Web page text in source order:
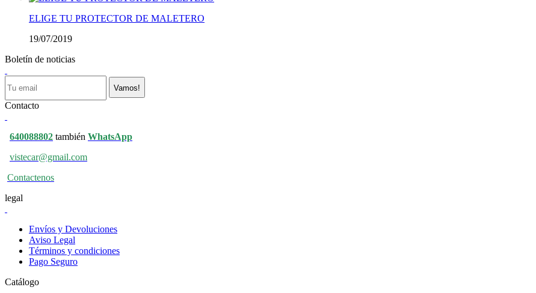
ELIGE TU PROTECTOR DE MALETERO
19/07/2019
Boletín de noticias
Vamos!
Contacto
640088802 también WhatsApp
vistecar@gmail.com
Contactenos
legal
Envíos y Devoluciones
Aviso Legal
Términos y condiciones
Pago Seguro
Catálogo